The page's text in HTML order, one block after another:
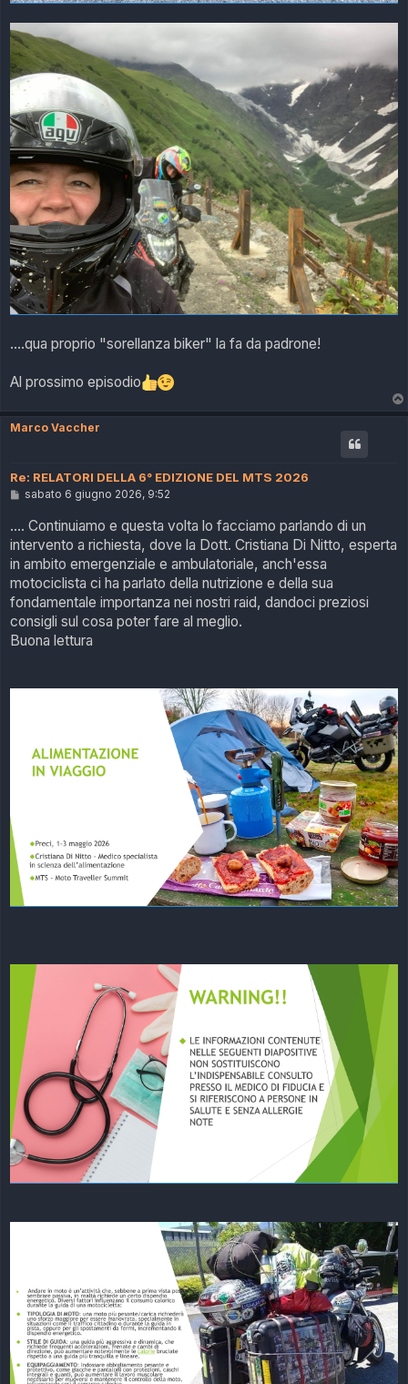
....qua proprio "sorellanza biker" la fa da padrone!
Al prossimo episodio
Marco Vaccher
Re: RELATORI DELLA 6° EDIZIONE DEL MTS 2026
M
s
a
g
i
sabato 6 giugno 2026, 9:52
.... Continuiamo e questa volta lo facciamo parlando di un
intervento a richiesta, dove la Dott. Cristiana Di Nitto, esperta
in ambito emergenziale e ambulatoriale, anch'essa
motociclista ci ha parlato della nutrizione e della sua
fondamentale importanza nei nostri raid, dandoci preziosi
consigli sul cosa poter fare al meglio.
Buona lettura